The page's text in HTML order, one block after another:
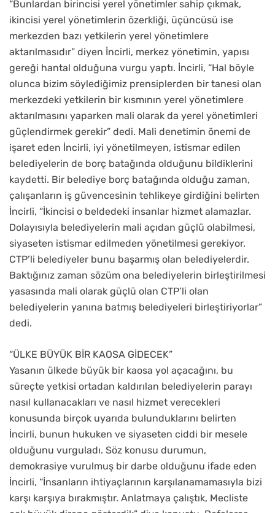
“Bunlardan birincisi yerel yönetimler sahip çıkmak,
ikincisi yerel yönetimlerin özerkliği, üçüncüsü ise
merkezden bazı yetkilerin yerel yönetimlere
aktarılmasıdır” diyen İncirli, merkez yönetimin, yapısı
gereği hantal olduğuna vurgu yaptı. İncirli, “Hal böyle
olunca bizim söylediğimiz prensiplerden bir tanesi olan
merkezdeki yetkilerin bir kısmının yerel yönetimlere
aktarılmasını yaparken mali olarak da yerel yönetimleri
güçlendirmek gerekir” dedi. Mali denetimin önemi de
işaret eden İncirli, iyi yönetilmeyen, istismar edilen
belediyelerin de borç batağında olduğunu bildiklerini
kaydetti. Bir belediye borç batağında olduğu zaman,
çalışanların iş güvencesinin tehlikeye girdiğini belirten
İncirli, “İkincisi o beldedeki insanlar hizmet alamazlar.
Dolayısıyla belediyelerin mali açıdan güçlü olabilmesi,
siyaseten istismar edilmeden yönetilmesi gerekiyor.
CTP’li belediyeler bunu başarmış olan belediyelerdir.
Baktığınız zaman sözüm ona belediyelerin birleştirilmesi
yasasında mali olarak güçlü olan CTP’li olan
belediyelerin yanına batmış belediyeleri birleştiriyorlar”
dedi.
“ÜLKE BÜYÜK BİR KAOSA GİDECEK”
Yasanın ülkede büyük bir kaosa yol açacağını, bu
süreçte yetkisi ortadan kaldırılan belediyelerin parayı
nasıl kullanacakları ve nasıl hizmet verecekleri
konusunda birçok uyarıda bulunduklarını belirten
İncirli, bunun hukuken ve siyaseten ciddi bir mesele
olduğunu vurguladı. Söz konusu durumun,
demokrasiye vurulmuş bir darbe olduğunu ifade eden
İncirli, “İnsanların ihtiyaçlarının karşılanamamasıyla bizi
karşı karşıya bırakmıştır. Anlatmaya çalıştık, Mecliste